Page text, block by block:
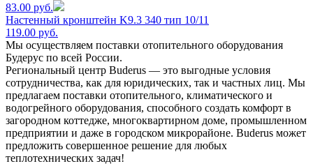
83.00 руб.
Настенный кронштейн K9.3 340 тип 10/11
119.00 руб.
Мы осуществляем поставки отопительного оборудования
Будерус по всей России.
Региональный центр Buderus — это выгодные условия
сотрудничества, как для юридических, так и частных лиц. Мы
предлагаем поставки отопительного, климатического и
водогрейного оборудования, способного создать комфорт в
загородном коттедже, многоквартирном доме, промышленном
предприятии и даже в городском микрорайоне. Buderus может
предложить совершенное решение для любых
теплотехнических задач!